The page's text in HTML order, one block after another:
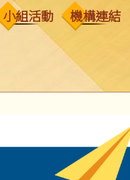
小組活動 機構連結